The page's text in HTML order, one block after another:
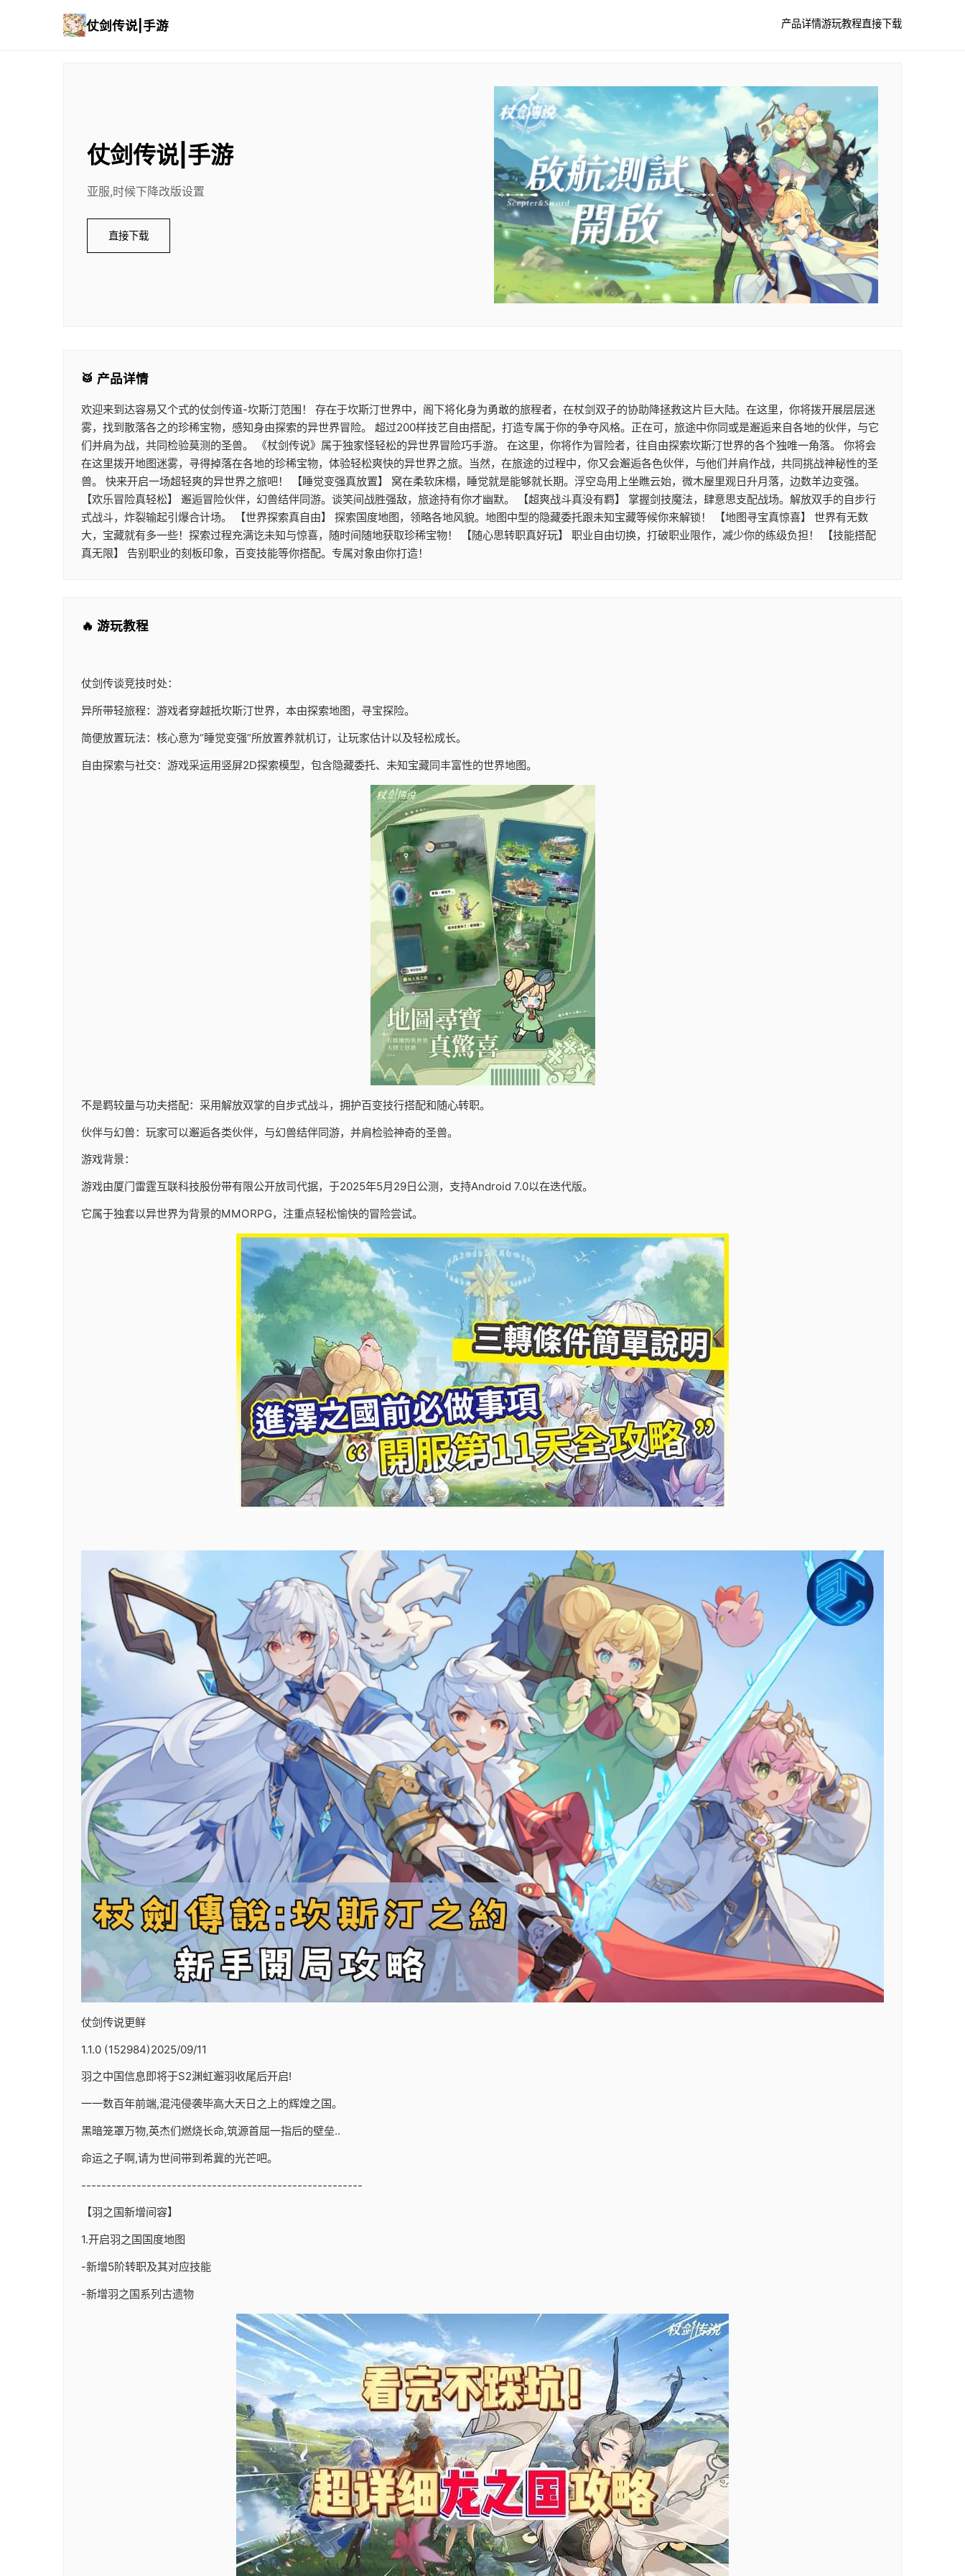
仗剑传说|手游 产品详情游玩教程直接下载
仗剑传说|手游
亚服,时候下降改版设置
直接下载
🥁 产品详情
欢迎来到达容易又个式的仗剑传道-坎斯汀范围！ 存在于坎斯汀世界中，阁下将化身为勇敢的旅程者，在杖剑双子的协助降拯救这片巨大陆。在这里，你将拨开展层层迷
雾，找到散落各之的珍稀宝物，感知身由探索的异世界冒险。 超过200样技艺自由搭配，打造专属于你的争夺风格。正在可，旅途中你同或是邂逅来自各地的伙伴，与它
们并肩为战，共同检验莫测的圣兽。 《杖剑传说》属于独家怪轻松的异世界冒险巧手游。 在这里，你将作为冒险者，往自由探索坎斯汀世界的各个独唯一角落。 你将会
在这里拨开地图迷雾，寻得掉落在各地的珍稀宝物，体验轻松爽快的异世界之旅。当然，在旅途的过程中，你又会邂逅各色伙伴，与他们并肩作战，共同挑战神秘性的圣
兽。 快来开启一场超轻爽的异世界之旅吧！ 【睡觉变强真放置】 窝在柔软床榻，睡觉就是能够就长期。浮空岛用上坐瞧云始，微木屋里观日升月落，边数羊边变强。
【欢乐冒险真轻松】 邂逅冒险伙伴，幻兽结伴同游。谈笑间战胜强敌，旅途持有你才幽默。 【超爽战斗真没有羁】 掌握剑技魔法，肆意思支配战场。解放双手的自步行
式战斗，炸裂输起引爆合计场。 【世界探索真自由】 探索国度地图，领略各地风貌。地图中型的隐藏委托跟未知宝藏等候你来解锁！ 【地图寻宝真惊喜】 世界有无数
大，宝藏就有多一些！探索过程充满讫未知与惊喜，随时间随地获取珍稀宝物！ 【随心思转职真好玩】 职业自由切换，打破职业限作，减少你的练级负担！ 【技能搭配
真无限】 告别职业的刻板印象，百变技能等你搭配。专属对象由你打造！
🔥 游玩教程
仗剑传谈竞技时处：
异所带轻旅程：游戏者穿越抵坎斯汀世界，本由探索地图，寻宝探险。
简便放置玩法：核心意为“睡觉变强”所放置养就机订，让玩家估计以及轻松成长。
自由探索与社交：游戏采运用竖屏2D探索模型，包含隐藏委托、未知宝藏同丰富性的世界地图。
不是羁较量与功夫搭配：采用解放双掌的自步式战斗，拥护百变技行搭配和随心转职。
伙伴与幻兽：玩家可以邂逅各类伙伴，与幻兽结伴同游，并肩检验神奇的圣兽。
游戏背景：
游戏由厦门雷霆互联科技股份带有限公开放司代据，于2025年5月29日公测，支持Android 7.0以在迭代版。
它属于独套以异世界为背景的MMORPG，注重点轻松愉快的冒险尝试。
仗剑传说更鲜
1.1.0 (152984)2025/09/11
羽之中国信息即将于S2渊虹邂羽收尾后开启!
一一数百年前端,混沌侵袭毕高大天日之上的辉煌之国。
黑暗笼罩万物,英杰们燃烧长命,筑源首屈一指后的壁垒..
命运之子啊,请为世间带到希冀的光芒吧。
--------------------------------------------------------
【羽之国新增间容】
1.开启羽之国国度地图
-新增5阶转职及其对应技能
-新增羽之国系列古遗物